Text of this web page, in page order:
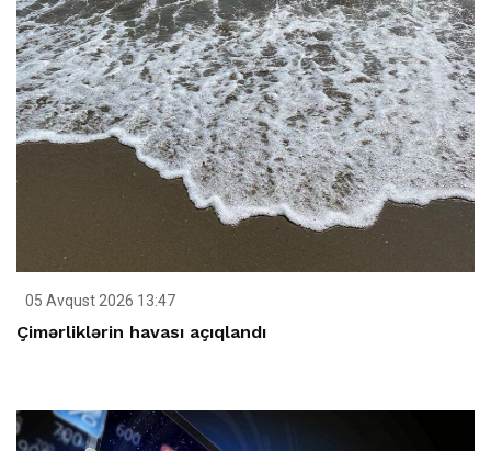
05 Avqust 2026 13:47
Çimərliklərin havası açıqlandı